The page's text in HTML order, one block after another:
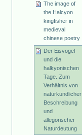
The image of
the Halcyon
kingfisher in
medieval
chinese poetry
Der Eisvogel
und die
halkyonischen
Tage. Zum
Verhältnis von
naturkundlicher
Beschreibung
und
allegorischer
Naturdeutung